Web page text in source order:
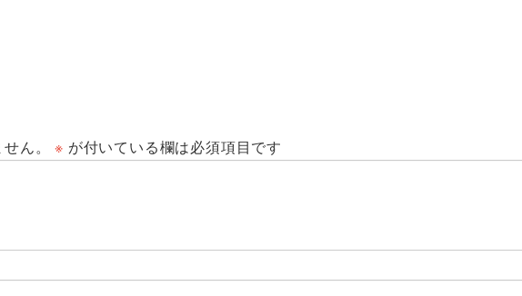
ん。 ※ が付いている欄は必須項目です